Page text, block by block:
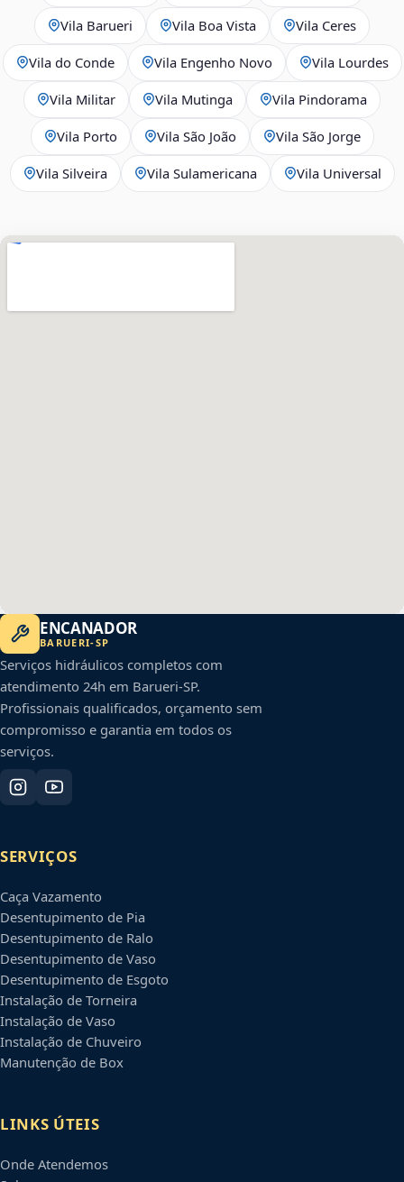
Vila Barueri Vila Boa Vista Vila Ceres
Vila do Conde Vila Engenho Novo Vila Lourdes
Vila Militar Vila Mutinga Vila Pindorama
Vila Porto Vila São João Vila São Jorge
Vila Silveira Vila Sulamericana Vila Universal
ENCANADOR
BARUERI-SP
Serviços hidráulicos completos com
atendimento 24h em Barueri-SP.
Profissionais qualificados, orçamento sem
compromisso e garantia em todos os
serviços.
SERVIÇOS
Caça Vazamento
Desentupimento de Pia
Desentupimento de Ralo
Desentupimento de Vaso
Desentupimento de Esgoto
Instalação de Torneira
Instalação de Vaso
Instalação de Chuveiro
Manutenção de Box
LINKS ÚTEIS
Onde Atendemos